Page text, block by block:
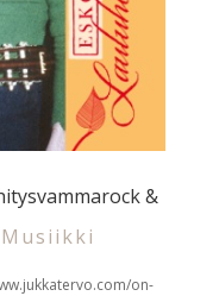
&
Musiikki
on-